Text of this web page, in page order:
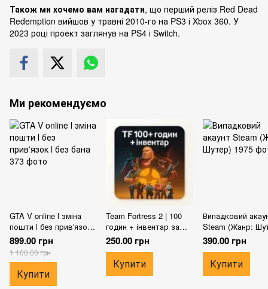
Також ми хочемо вам нагадати, що перший реліз Red Dead
Redemption вийшов у травні 2010-го на PS3 і Xbox 360. У
2023 році проект заглянув на PS4 і Switch.
Ми рекомендуємо
GTA V online l зміна
пошти l без прив'язок l
без бана
899.00 грн
1 100.00 грн
Купити
Team Fortress 2 | 100
годин + інвентар за
кошти |
250.00 грн
Купити
Випадковий
Steam (Жанр:
390.00 грн
Купити